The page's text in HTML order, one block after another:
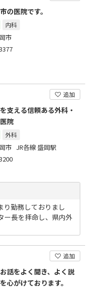
の医院です。
内科
市
追加
支える信頼ある外科・
院
外科
市 JR各線 盛岡駅
り勤務しておりまし
ー長を拝命し、県内外
追加
話をよく聞き、よく説
心がけております。